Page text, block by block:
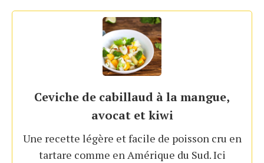
Ceviche de cabillaud à la mangue,
avocat et kiwi
Une recette légère et facile de poisson cru en
tartare comme en Amérique du Sud. Ici